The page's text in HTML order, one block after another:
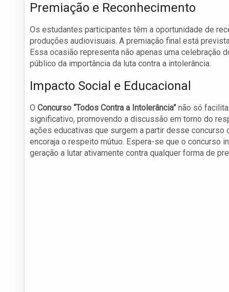
Premiação e Reconhecimento
Os estudantes participantes têm a oportunidade de
produções audiovisuais. A premiação final está
Essa ocasião representa não apenas uma celebração
público da importância da luta contra a intolerância.
Impacto Social e Educacional
O Concurso “Todos Contra a Intolerância” não só
significativo, promovendo a discussão em torno do
ações educativas que surgem a partir desse
encoraja o respeito mútuo. Espera-se que o concurso
geração a lutar ativamente contra qualquer forma de